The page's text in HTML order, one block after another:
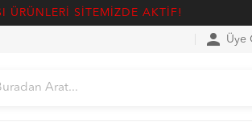
ÜRÜNLERİ SİTEMİZDE AKTİF!
person Üye